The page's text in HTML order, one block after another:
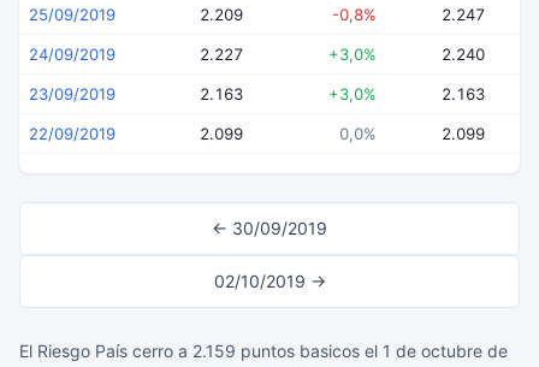
25/09/2019 2.209 -0,8% 2.247
24/09/2019 2.227 +3,0% 2.240
23/09/2019 2.163 +3,0% 2.163
22/09/2019 2.099 0,0% 2.099
← 30/09/2019
02/10/2019 →
El Riesgo País cerro a 2.159 puntos basicos el 1 de octubre de